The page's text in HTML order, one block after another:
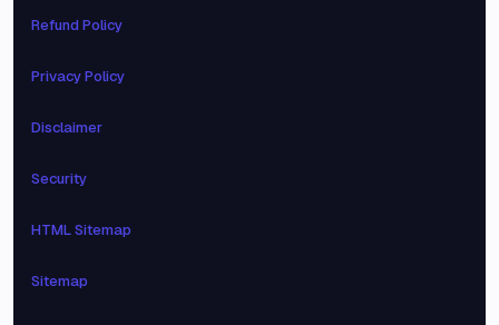
Refund Policy
Privacy Policy
Disclaimer
Security
HTML Sitemap
Sitemap